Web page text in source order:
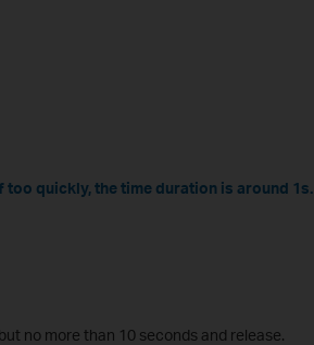
quickly, the time duration is around 1s.
no more than 10 seconds and release.